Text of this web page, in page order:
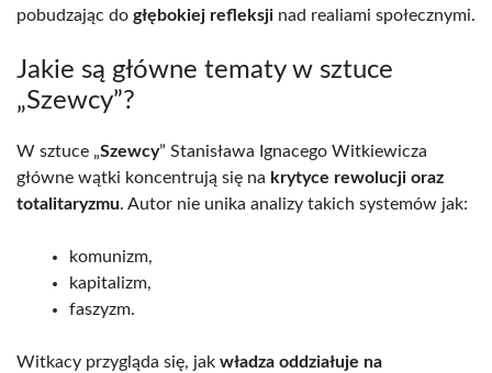
pobudzając do głębokiej refleksji nad realiami społecznymi.
Jakie są główne tematy w sztuce
„Szewcy”?
W sztuce „Szewcy” Stanisława Ignacego Witkiewicza
główne wątki koncentrują się na krytyce rewolucji oraz
totalitaryzmu. Autor nie unika analizy takich systemów jak:
komunizm,
kapitalizm,
faszyzm.
Witkacy przygląda się, jak władza oddziałuje na